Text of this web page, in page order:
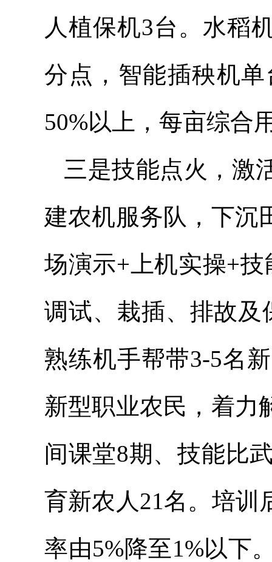
人植保机3台。水稻
分点，智能插秧机
50%以上，每亩综合
三是技能点火，激
建农机服务队，下沉
场演示+上机实操+
调试、栽插、排故及
熟练机手帮带3-5名
新型职业农民，着力
间课堂8期、技能比
育新农人21名。培训
率由5%降至1%以下